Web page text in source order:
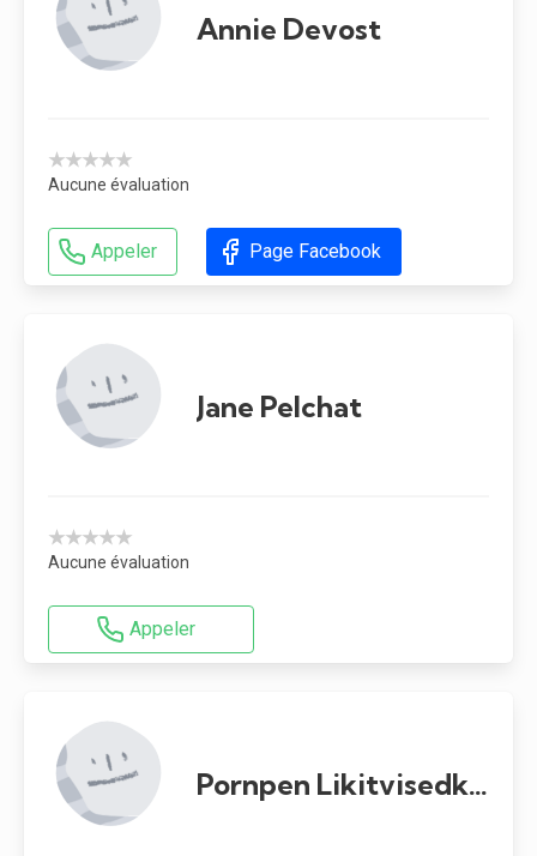
Annie Devost
★★★★★
Aucune évaluation
Appeler Page Facebook
Jane Pelchat
★★★★★
Aucune évaluation
Appeler
Pornpen Likitvisedkul